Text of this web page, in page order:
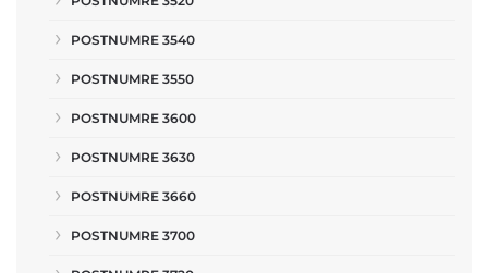
POSTNUMRE 3540
POSTNUMRE 3550
POSTNUMRE 3600
POSTNUMRE 3630
POSTNUMRE 3660
POSTNUMRE 3700